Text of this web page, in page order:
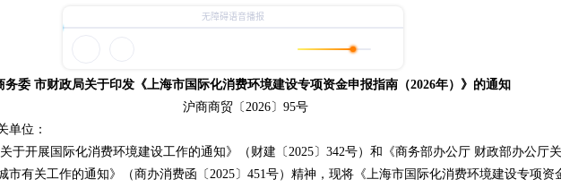
务委 市财政局关于印发《上海市国际化消费环境建设专项资金申报指南（2026年）》的通知
沪商商贸〔2026〕95号
单位：
开展国际化消费环境建设工作的通知》（财建〔2025〕342号）和《商务部办公厅 财政部办公厅
市有关工作的通知》（商办消费函〔2025〕451号）精神，现将《上海市国际化消费环境建设专项资